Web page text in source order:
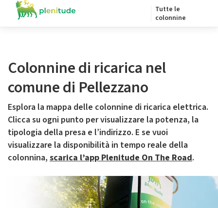
Tutte le
colonnine
Colonnine di ricarica nel
comune di Pellezzano
Esplora la mappa delle colonnine di ricarica elettrica.
Clicca su ogni punto per visualizzare la potenza, la
tipologia della presa e l’indirizzo. E se vuoi
visualizzare la disponibilità in tempo reale della
colonnina, scarica l’app Plenitude On The Road.